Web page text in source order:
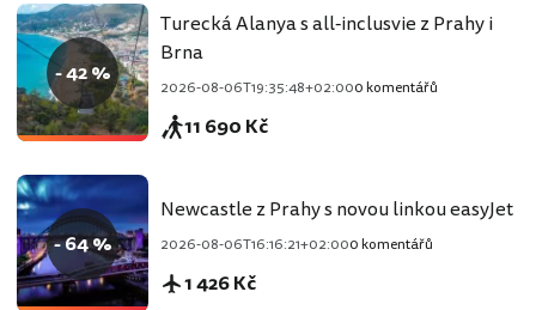
- 42 %
Turecká Alanya s all-inclusvie z Prahy i
Brna
2026-08-06T19:35:48+02:000 komentářů
11 690 Kč
- 64 %
Newcastle z Prahy s novou linkou easyJet
2026-08-06T16:16:21+02:000 komentářů
1 426 Kč